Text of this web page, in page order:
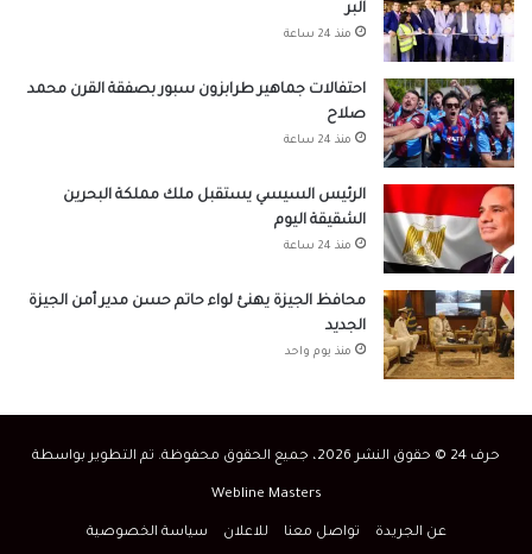
البر
منذ 24 ساعة
احتفالات جماهير طرابزون سبور بصفقة القرن محمد
صلاح
منذ 24 ساعة
الرئيس السيسي يستقبل ملك مملكة البحرين
الشقيقة اليوم
منذ 24 ساعة
محافظ الجيزة يهنئ لواء حاتم حسن مدير أمن الجيزة
الجديد
منذ يوم واحد
حرف 24 © حقوق النشر 2026، جميع الحقوق محفوظة. تم التطوير بواسطة
Webline Masters
عن الجريدة تواصل معنا للاعلان سياسة الخصوصية